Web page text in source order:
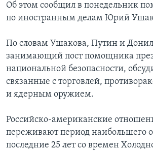
Об этом сообщил в понедельник
по иностранным делам Юрий
По словам Ушакова, Путин и
занимающий пост помощника
национальной безопасности,
связанные с торговлей,
и ядерным оружием.
Российско-американские
переживают период наибольшего
последние 25 лет со времен